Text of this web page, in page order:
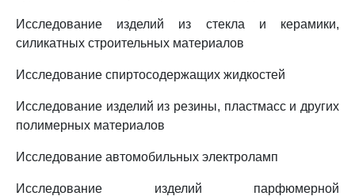
Исследование изделий из стекла и керамики,
силикатных строительных материалов
Исследование спиртосодержащих жидкостей
Исследование изделий из резины, пластмасс и других
полимерных материалов
Исследование автомобильных электроламп
Исследование изделий парфюмерной